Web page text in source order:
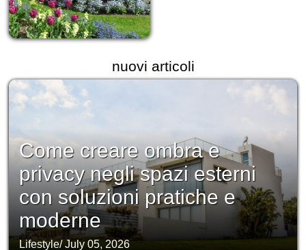
nuovi articoli
Come creare ombra e
privacy negli spazi esterni
con soluzioni pratiche e
moderne
Lifestyle/July 05, 2026